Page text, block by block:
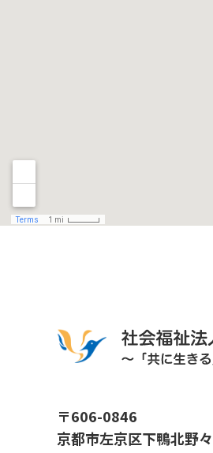
〒606-0846
京都市左京区下鴨北野